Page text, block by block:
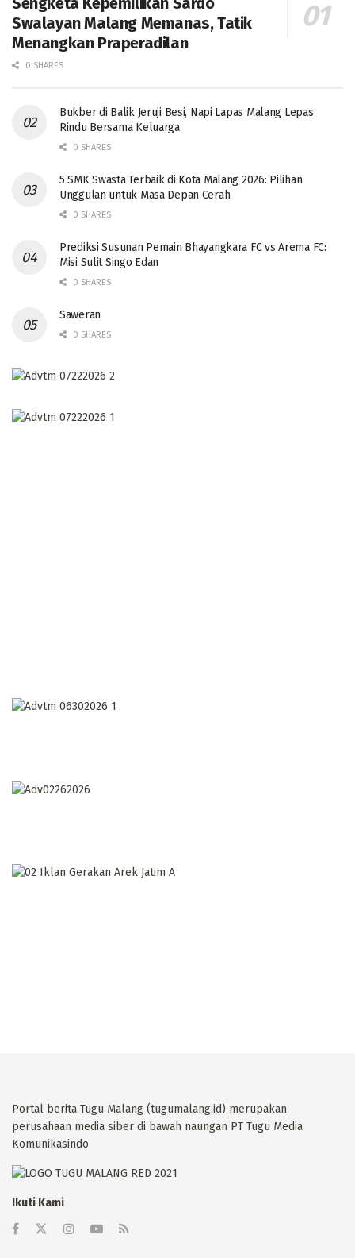
Swalayan Malang Memanas, Tatik
Menangkan Praperadilan
0 SHARES
Bukber di Balik Jeruji Besi, Napi Lapas Malang Lepas
Rindu Bersama Keluarga
0 SHARES
5 SMK Swasta Terbaik di Kota Malang 2026: Pilihan
Unggulan untuk Masa Depan Cerah
0 SHARES
Prediksi Susunan Pemain Bhayangkara FC vs Arema FC:
Misi Sulit Singo Edan
0 SHARES
Saweran
0 SHARES
Portal berita Tugu Malang (tugumalang.id) merupakan
perusahaan media siber di bawah naungan PT Tugu Media
Komunikasindo
Ikuti Kami